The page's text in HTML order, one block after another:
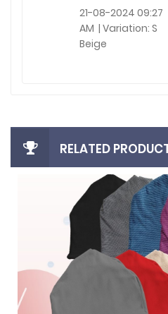
21-08-2024 09:27
AM | Variation: S
Beige
RELATED